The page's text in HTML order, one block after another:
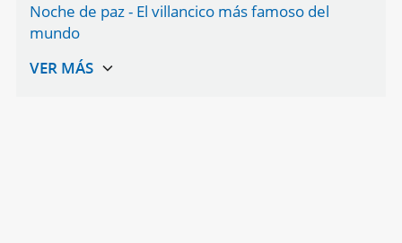
Noche de paz - El villancico más famoso del
mundo